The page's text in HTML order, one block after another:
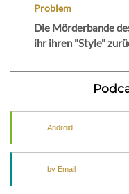
Problem
Die Mörderbande
ihr ihren "Style"
Android
by Email